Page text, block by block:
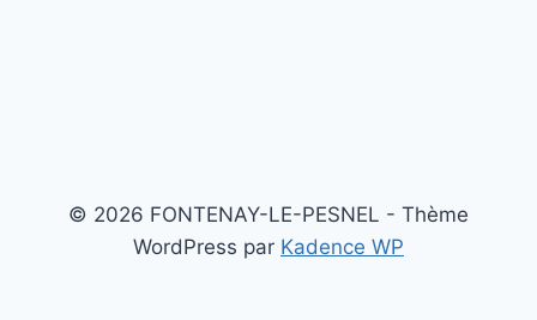
© 2026 FONTENAY-LE-PESNEL - Thème
WordPress par Kadence WP